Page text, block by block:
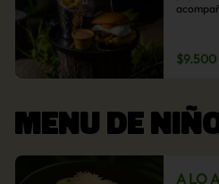
$9.500
MENU DE
A LO